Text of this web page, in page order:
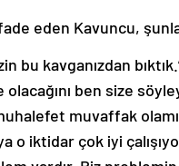
olacağını ben size
muvaffak
o iktidar çok iyi
vardır. Biz